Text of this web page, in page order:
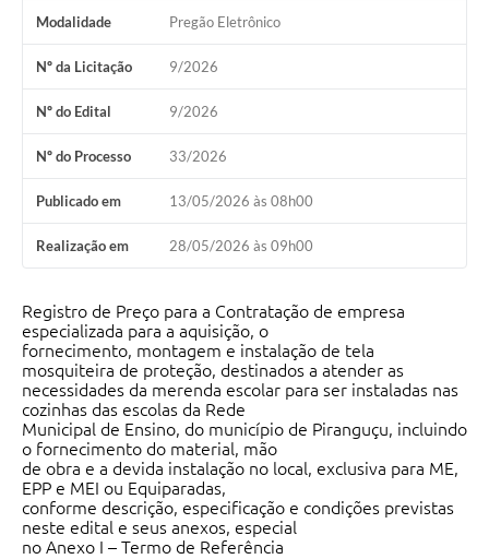
Modalidade Pregão Eletrônico
Nº da Licitação 9/2026
Nº do Edital 9/2026
Nº do Processo 33/2026
Publicado em 13/05/2026 às 08h00
Realização em 28/05/2026 às 09h00
Registro de Preço para a Contratação de empresa
especializada para a aquisição, o
fornecimento, montagem e instalação de tela
mosquiteira de proteção, destinados a atender as
necessidades da merenda escolar para ser instaladas nas
cozinhas das escolas da Rede
Municipal de Ensino, do município de Piranguçu, incluindo
o fornecimento do material, mão
de obra e a devida instalação no local, exclusiva para ME,
EPP e MEI ou Equiparadas,
conforme descrição, especificação e condições previstas
neste edital e seus anexos, especial
no Anexo I – Termo de Referência